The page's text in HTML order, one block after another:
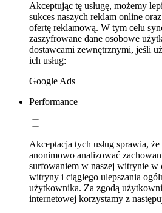
Akceptując tę usługę, możemy
sukces naszych reklam online
ofertę reklamową. W tym celu
zaszyfrowane dane osobowe
dostawcami zewnętrznymi, jeśli
ich usług:
Google Ads
Performance
Akceptacja tych usług sprawia,
anonimowo analizować
surfowaniem w naszej witrynie w
witryny i ciągłego ulepszania
użytkownika. Za zgodą
internetowej korzystamy z